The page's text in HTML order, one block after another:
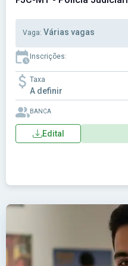
Vaga: Várias vagas
Inscrições:
Taxa
A definir
BANCA
Edital